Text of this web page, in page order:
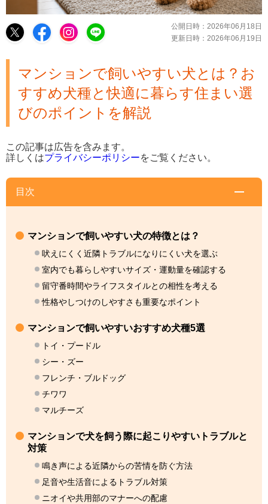
公開日時： 2026年06月18日
更新日時： 2026年06月19日
マンションで飼いやすい犬とは？お
すすめ犬種と快適に暮らす住まい選
びのポイントを解説
この記事は広告を含みます。
詳しくはプライバシーポリシーをご覧ください。
目次
マンションで飼いやすい犬の特徴とは？
吠えにくく近隣トラブルになりにくい犬を選ぶ
室内でも暮らしやすいサイズ・運動量を確認する
留守番時間やライフスタイルとの相性を考える
性格やしつけのしやすさも重要なポイント
マンションで飼いやすいおすすめ犬種5選
トイ・プードル
シー・ズー
フレンチ・ブルドッグ
チワワ
マルチーズ
マンションで犬を飼う際に起こりやすいトラブルと
対策
鳴き声による近隣からの苦情を防ぐ方法
足音や生活音によるトラブル対策
ニオイや共用部のマナーへの配慮